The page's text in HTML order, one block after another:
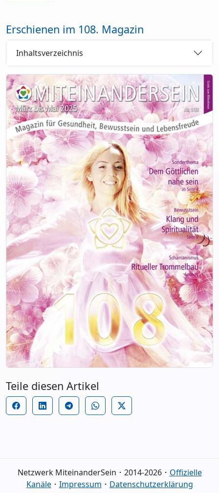
Erschienen im 108. Magazin
Inhaltsverzeichnis
Teile diesen Artikel
Netzwerk MiteinanderSein ･ 2014-2026 ･ Offizielle
Kanäle･ Impressum ･ Datenschutzerklärung